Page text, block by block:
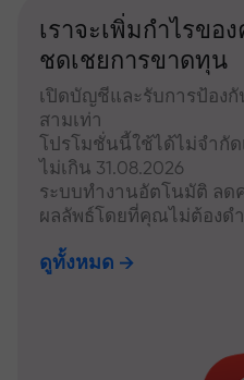
เราจะเพิ่มกำไรขอ
ชดเชยการขาดทุน
เปิดบัญชีและรับการป้อง
สามเท่า
โปรโมชั่นนี้ใช้ได้ไม่จำกั
ไม่เกิน 31.08.2026
ระบบทำงานอัตโนมัติ ลด
ผลลัพธ์โดยที่คุณไม่ต้องดำ
ดูทั้งหมด